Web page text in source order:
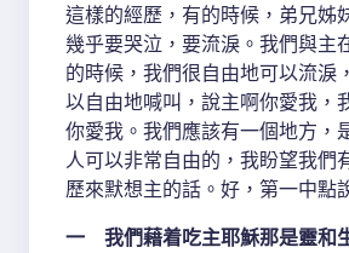
這樣的經歷，有的時候，弟兄姊
幾乎要哭泣，要流淚。我們與主
的時候，我們很自由地可以流淚
以自由地喊叫，說主啊你愛我，
你愛我。我們應該有一個地方，
人可以非常自由的，我盼望我們
歷來默想主的話。好，第一中點
一 我們藉着吃主耶穌那是靈和